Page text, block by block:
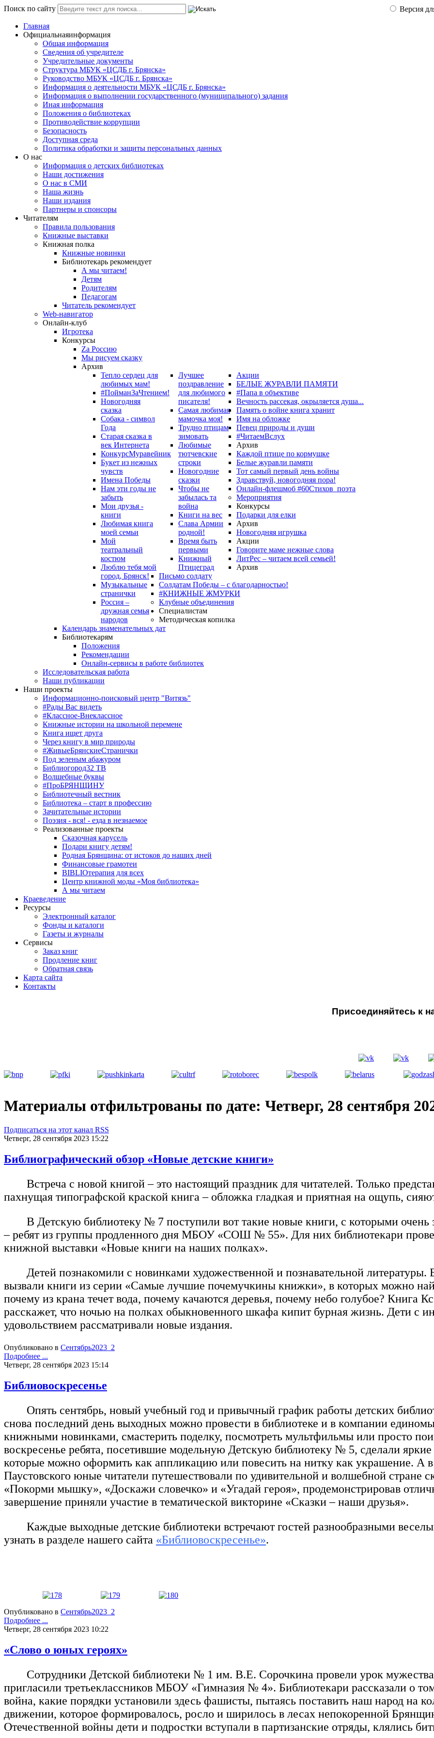
Поиск по сайту Версия
Главная
Официальнаяинформация
Общая информация
Сведения об учредителе
Учредительные документы
Структура МБУК «ЦСДБ г. Брянска»
Руководство МБУК «ЦСДБ г. Брянска»
Информация о деятельности МБУК «ЦСДБ г. Брянска»
Информация о выполнении государственного (муниципального) задания
Иная информация
Положения о библиотеках
Противодействие коррупции
Безопасность
Доступная среда
Политика обработки и защиты персональных данных
О нас
Информация о детских библиотеках
Наши достижения
О нас в СМИ
Наша жизнь
Наши издания
Партнеры и спонсоры
Читателям
Правила пользования
Книжные выставки
Книжная полка
Книжные новинки
Библиотекарь рекомендует
А мы читаем!
Детям
Родителям
Педагогам
Читатель рекомендует
Web-навигатор
Онлайн-клуб
Игротека
Конкурсы
Zа Россию
Мы рисуем сказку
Архив
Тепло сердец для
любимых мам!
#ПойманЗаЧтением!
Новогодняя
сказка
Собака - символ
Года
Старая сказка в
век Интернета
КонкурсМуравейник
Букет из нежных
чувств
Имена Победы
Нам эти годы не
забыть
Мои друзья -
книги
Любимая книга
моей семьи
Мой
театральный
костюм
Люблю тебя мой
город, Брянск!
Музыкальные
странички
Россия –
дружная семья
народов
Лучшее
поздравление
для любимого
писателя!
Самая любимая
мамочка моя!
Трудно птицам
зимовать
Любимые
тютчевские
строки
Новогодние
сказки
Чтобы не
забылась та
война
Книги на вес
Слава Армии
родной!
Время быть
первыми
Книжный
Птицеград
Акции
БЕЛЫЕ ЖУРАВЛИ ПАМЯТИ
#Папа в объективе
Вечность рассекая, окрыляется душа...
Память о войне книга хранит
Имя на обложке
Певец природы и души
#ЧитаемВслух
Архив
Каждой птице по кормушке
Белые журавли памяти
Тот самый первый день войны
Здравствуй, новогодняя пора!
Онлайн-флешмоб #60Стихов_поэта
Мероприятия
Конкурсы
Подарки для елки
Архив
Новогодняя игрушка
Акции
Говорите маме нежные слова
ЛитРес – читаем всей семьей!
Архив
Письмо солдату
Солдатам Победы – с благодарностью!
#КНИЖНЫЕ ЖМУРКИ
Клубные объединения
Специалистам
Методическая копилка
Календарь знаменательных дат
Библиотекарям
Положения
Рекомендации
Онлайн-сервисы в работе библиотек
Исследовательская работа
Наши публикации
Наши проекты
Информационно-поисковый центр "Витязь"
#Рады Вас видеть
#Классное-Внеклассное
Книжные истории на школьной перемене
Книга ищет друга
Через книгу в мир природы
#ЖивыеБрянскиеСтранички
Под зеленым абажуром
Библиогород32 ТВ
Волшебные буквы
#ПроБРЯНЩИНУ
Библиотечный вестник
Библиотека – старт в профессию
Зачитательные истории
Поэзия - вся! - езда в незнаемое
Реализованные проекты
Сказочная карусель
Подари книгу детям!
Родная Брянщина: от истоков до наших дней
Финансовые грамотеи
BIBLIOтерапия для всех
Центр книжной моды «Моя библиотека»
А мы читаем
Краеведение
Ресурсы
Электронный каталог
Фонды и каталоги
Газеты и журналы
Сервисы
Заказ книг
Продление книг
Обратная связь
Карта сайта
Контакты
Присоединяйтесь к
Материалы отфильтрованы по дате: Четверг, 28 сентября
Подписаться на этот канал RSS
Четверг, 28 сентября 2023 15:22
Библиографический обзор «Новые детские книги»
Встреча с новой книгой – это настоящий праздник для читателей. Только
пахнущая типографской краской книга – обложка гладкая и приятная на ощупь,
В Детскую библиотеку № 7 поступили вот такие новые книги, с которыми очень
– ребят из группы продленного дня МБОУ «СОШ № 55». Для них библиотекари
книжной выставки «Новые книги на наших полках».
Детей познакомили с новинками художественной и познавательной
вызвали книги из серии «Самые лучшие почемучкины книжки», в которых можно
почему из крана течет вода, почему качаются деревья, почему небо голубое?
расскажет, что ночью на полках обыкновенного шкафа кипит бурная жизнь. Дети с
удовольствием рассматривали новые издания.
Опубликовано в Сентябрь2023_2
Подробнее ...
Четверг, 28 сентября 2023 15:14
Библиовоскресенье
Опять сентябрь, новый учебный год и привычный график работы детских
снова последний день выходных можно провести в библиотеке и в компании
книжными новинками, смастерить поделку, посмотреть мультфильмы или просто
воскресенье ребята, посетившие модельную Детскую библиотеку № 5, сделали
которые можно оформить как аппликацию или повесить на нитку как украшение. А
Паустовского юные читатели путешествовали по удивительной и волшебной стране
«Покорми мышку», «Доскажи словечко» и «Угадай героя», продемонстрировав
завершение приняли участие в тематической викторине «Сказки – наши друзья».
Каждые выходные детские библиотеки встречают гостей разнообразными
узнать в разделе нашего сайта «Библиовоскресенье».
Опубликовано в Сентябрь2023_2
Подробнее ...
Четверг, 28 сентября 2023 10:22
«Слово о юных героях»
Сотрудники Детской библиотеки № 1 им. В.Е. Сорочкина провели урок
пригласили третьеклассников МБОУ «Гимназия № 4». Библиотекари рассказали о
война, какие порядки установили здесь фашисты, пытаясь поставить наш народ на
движении, которое формировалось, росло и ширилось в лесах непокоренной
Отечественной войны дети и подростки вступали в партизанские отряды, клялись